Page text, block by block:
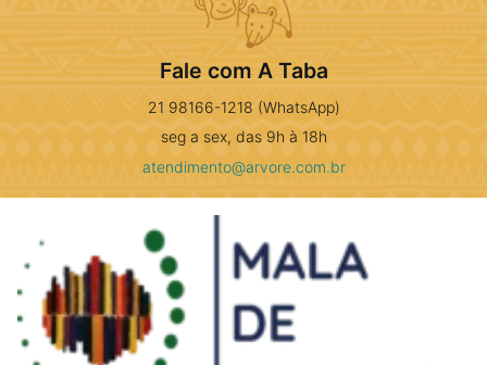
Fale com A Taba
21 98166-1218 (WhatsApp)
seg a sex, das 9h à 18h
atendimento@arvore.com.br